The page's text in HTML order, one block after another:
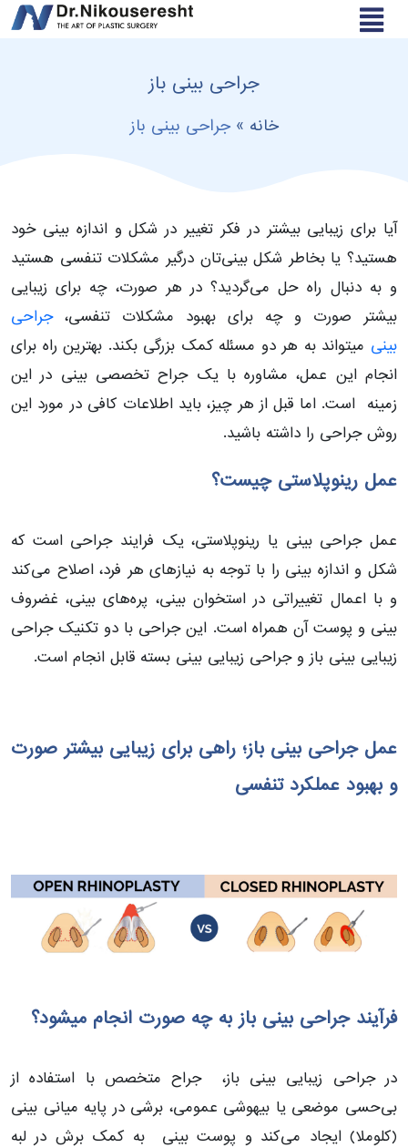
جراحی بینی باز
خانه »جراحی بینی باز
آیا برای زیبایی بیشتر در فکر تغییر در شکل و اندازه بینی خود
هستید؟ یا بخاطر شکل بینی‌تان درگیر مشکلات تنفسی هستید
و به دنبال راه حل می‌‌گردید؟ در هر صورت، چه برای زیبایی
بیشتر صورت و چه برای بهبود مشکلات تنفسی،جراحی
بینی میتواند به هر دو مسئله کمک بزرگی بکند. بهترین راه برای
انجام این عمل، مشاوره با یک جراح تخصصی بینی در این
زمینه است. اما قبل از هر چیز، باید اطلاعات کافی در مورد این
روش جراحی را داشته باشید.
عمل رینوپلاستی چیست؟
عمل جراحی بینی یا رینوپلاستی، یک فرایند جراحی است که
شکل و اندازه بینی را با توجه به نیازهای هر فرد، اصلاح می‌کند
و با اعمال تغییراتی در استخوان بینی، پره‌های بینی، غضروف
بینی و پوست آن همراه است. این جراحی با دو تکنیک جراحی
زیبایی بینی باز و جراحی زیبایی بینی بسته قابل انجام است.
عمل جراحی بینی باز؛ راهی برای زیبایی بیشتر صورت
و بهبود عملکرد تنفسی
فرآیند جراحی بینی باز به چه صورت انجام میشود؟
در جراحی زیبایی بینی باز، جراح متخصص با استفاده از
بی‌حسی موضعی یا بیهوشی عمومی، برشی در پایه میانی بینی
(کلوملا) ایجاد می‌کند و پوست بینی به کمک برش در لبه